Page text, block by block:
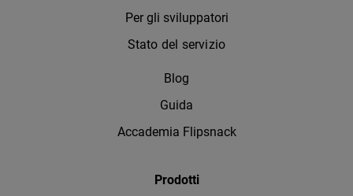
Per gli sviluppatori
Stato del servizio
Blog
Guida
Accademia Flipsnack
Prodotti